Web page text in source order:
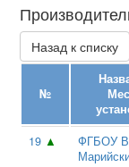
Назад к списку
№
19 ▲
ФГБОУ